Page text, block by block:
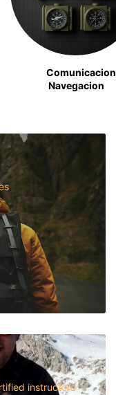
Navegacion
instructors